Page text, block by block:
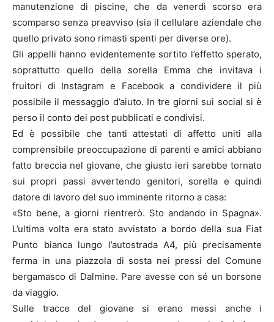
manutenzione di piscine, che da venerdì scorso era
scomparso senza preavviso (sia il cellulare aziendale che
quello privato sono rimasti spenti per diverse ore).
Gli appelli hanno evidentemente sortito l’effetto sperato,
soprattutto quello della sorella Emma che invitava i
fruitori di Instagram e Facebook a condividere il più
possibile il messaggio d’aiuto. In tre giorni sui social si è
perso il conto dei post pubblicati e condivisi.
Ed è possibile che tanti attestati di affetto uniti alla
comprensibile preoccupazione di parenti e amici abbiano
fatto breccia nel giovane, che giusto ieri sarebbe tornato
sui propri passi avvertendo genitori, sorella e quindi
datore di lavoro del suo imminente ritorno a casa:
«Sto bene, a giorni rientrerò. Sto andando in Spagna».
L’ultima volta era stato avvistato a bordo della sua Fiat
Punto bianca lungo l’autostrada A4, più precisamente
ferma in una piazzola di sosta nei pressi del Comune
bergamasco di Dalmine. Pare avesse con sé un borsone
da viaggio.
Sulle tracce del giovane si erano messi anche i